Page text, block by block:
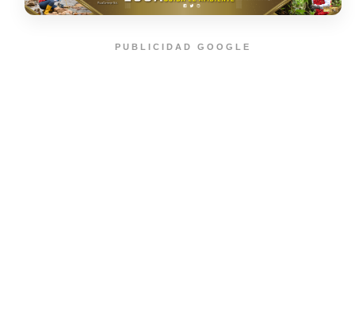
PUBLICIDAD GOOGLE